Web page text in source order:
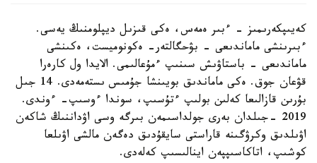
كەيىپكەرىمىز - ءبىر ەمەس، ەكى قىزىل ديپلومنىڭ يەسى.
ءبىرىنشى ماماندىعى - بۋحگالتەر- ەكونوميست، ەكىنشى
ماماندىعى - باستاۋىش سىنىپ ءمۇعالىمى. الايدا ول كارەرا
قۋعان جوق. ەكى ماماندىق بويىنشا جۇمىس ىستەمەدى. 14 جىل
بۇرىن قازالىعا كەلىن بولىپ ءتۇسىپ، سوندا ءوسىپ- ءوندى.
2019 -جىلدان بەرى جولداسىمەن بىرگە وسى اۋداننىڭ شاكەن
اۋىلدىق وكرۋگىنە قاراستى سايقۇدىق دەگەن مالشى اۋىلعا
كوشىپ، اتاكاسىپپەن اينالىسىپ كەلەدى.